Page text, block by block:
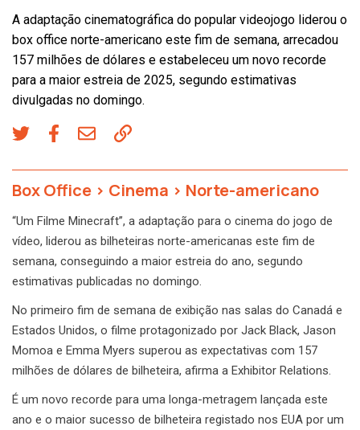
A adaptação cinematográfica do popular videojogo liderou o
box office norte-americano este fim de semana, arrecadou
157 milhões de dólares e estabeleceu um novo recorde
para a maior estreia de 2025, segundo estimativas
divulgadas no domingo.
Box Office > Cinema > Norte-americano
“Um Filme Minecraft”, a adaptação para o cinema do jogo de
vídeo, liderou as bilheteiras norte-americanas este fim de
semana, conseguindo a maior estreia do ano, segundo
estimativas publicadas no domingo.
No primeiro fim de semana de exibição nas salas do Canadá e
Estados Unidos, o filme protagonizado por Jack Black, Jason
Momoa e Emma Myers superou as expectativas com 157
milhões de dólares de bilheteira, afirma a Exhibitor Relations.
É um novo recorde para uma longa-metragem lançada este
ano e o maior sucesso de bilheteira registado nos EUA por um